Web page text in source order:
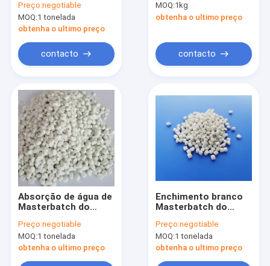
Masterbatch
Amigável ao
ambiente
Preço:negotiable
MOQ:1 tonelada
obtenha o ultimo preço
contacto
para o gancho de
pano plástico das
MOQ:1kg
obtenha o ultimo preço
contacto
Absorção de água de
Masterbatch do
CaCO3 da cubeta da
pintura da cubeta
dos PP
Preço:negotiable
MOQ:1 tonelada
obtenha o ultimo preço
Enchimento branco
Masterbatch do
dos PP do PE da
pelota para o gancho
de pano
Preço:negotiable
MOQ:1 tonelada
obtenha o ultimo preço